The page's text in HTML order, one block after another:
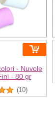
- Nuvole
- 80 gr
(10)